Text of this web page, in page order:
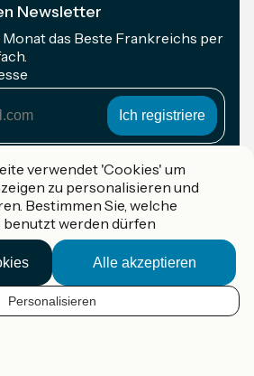
Newsletter
Monat das Beste Frankreichs per
von Destination France
verwendet 'Cookies' um
zu personalisieren und
Bestimmen Sie, welche
benutzt werden dürfen
Alle akzeptieren
Personalisieren